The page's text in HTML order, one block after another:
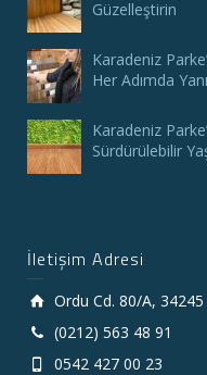
Güzelleştirin
Karadeniz
Her Adımda
Karadeniz
Sürdürülebilir
İletişim Adresi
Ordu Cd. 80/A,
(0212) 563 48 91
0542 427 00 23